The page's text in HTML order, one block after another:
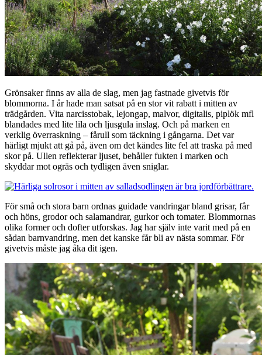
Grönsaker finns av alla de slag, men jag fastnade givetvis för
blommorna. I år hade man satsat på en stor vit rabatt i mitten av
trädgården. Vita narcisstobak, lejongap, malvor, digitalis, piplök mfl
blandades med lite lila och ljusgula inslag. Och på marken en
verklig överraskning – fårull som täckning i gångarna. Det var
härligt mjukt att gå på, även om det kändes lite fel att traska på med
skor på. Ullen reflekterar ljuset, behåller fukten i marken och
skyddar mot ogräs och tydligen även sniglar.
För små och stora barn ordnas guidade vandringar bland grisar, får
och höns, grodor och salamandrar, gurkor och tomater. Blommornas
olika former och dofter utforskas. Jag har själv inte varit med på en
sådan barnvandring, men det kanske får bli av nästa sommar. För
givetvis måste jag åka dit igen.